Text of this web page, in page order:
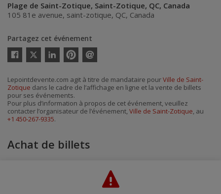
Plage de Saint-Zotique, Saint-Zotique, QC, Canada
105 81e avenue, saint-zotique, QC, Canada
Partagez cet événement
Twitter
courriel
Lepointdevente.com agit à titre de mandataire pourVille de Saint-
Zotique dans le cadre de l’affichage en ligne et la vente de billets
pour ses événements.
Pour plus d’information à propos de cet événement, veuillez
contacter l’organisateur de l’événement, Ville de Saint-Zotique, au
+1 450-267-9335.
Achat de billets